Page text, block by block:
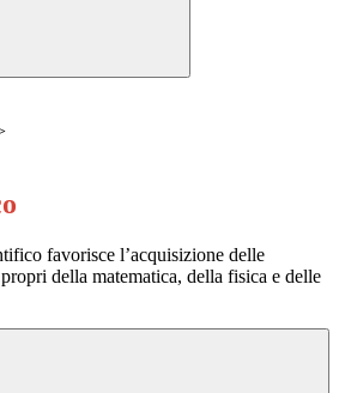
favorisce l’acquisizione delle
della matematica, della fisica e delle